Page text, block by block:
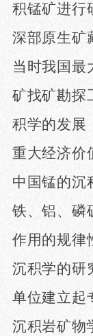
积锰矿进行
深部原生矿
当时我国最
矿找矿勘探
积学的发展
重大经济价
中国锰的沉
铁、铝、磷
作用的规律
沉积学的研
单位建立起
沉积岩矿物